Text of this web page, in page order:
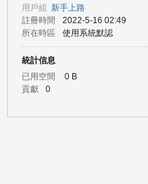
用戶組 新手上路
註冊時間
2022-5-16 02:49
所在時區
使用系統默認
統計信息
已用空間
0 B
貢獻
0